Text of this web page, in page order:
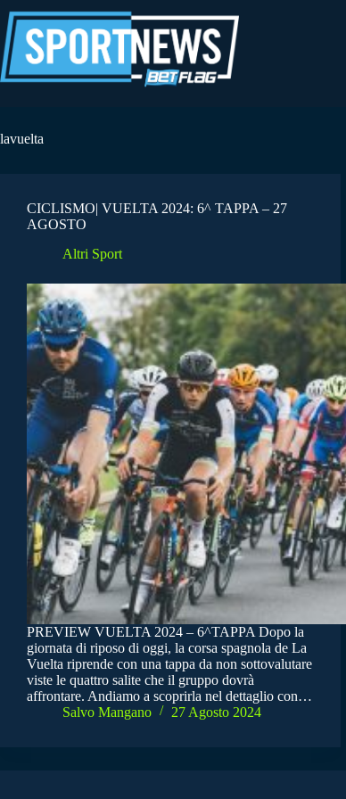
al
contenuto
lavuelta
CICLISMO| VUELTA 2024: 6^ TAPPA – 27
AGOSTO
Altri Sport
PREVIEW VUELTA 2024 – 6^TAPPA Dopo la
giornata di riposo di oggi, la corsa spagnola de La
Vuelta riprende con una tappa da non sottovalutare
viste le quattro salite che il gruppo dovrà
affrontare. Andiamo a scoprirla nel dettaglio con…
Salvo Mangano
27 Agosto 2024